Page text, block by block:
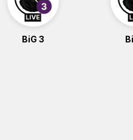
BiG 3